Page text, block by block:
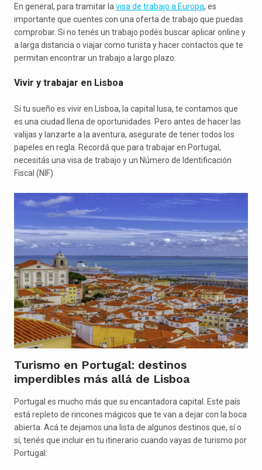
En general, para tramitar la visa de trabajo a Europa, es
importante que cuentes con una oferta de trabajo que puedas
comprobar. Si no tenés un trabajo podés buscar aplicar online y
a larga distancia o viajar como turista y hacer contactos que te
permitan encontrar un trabajo a largo plazo.
Vivir y trabajar en Lisboa
Si tu sueño es vivir en Lisboa, la capital lusa, te contamos que
es una ciudad llena de oportunidades. Pero antes de hacer las
valijas y lanzarte a la aventura, asegurate de tener todos los
papeles en regla. Recordá que para trabajar en Portugal,
necesitás una visa de trabajo y un Número de Identificación
Fiscal (NIF).
Turismo en Portugal: destinos
imperdibles más allá de Lisboa
Portugal es mucho más que su encantadora capital. Este país
está repleto de rincones mágicos que te van a dejar con la boca
abierta. Acá te dejamos una lista de algunos destinos que, sí o
sí, tenés que incluir en tu itinerario cuando vayas de turismo por
Portugal: